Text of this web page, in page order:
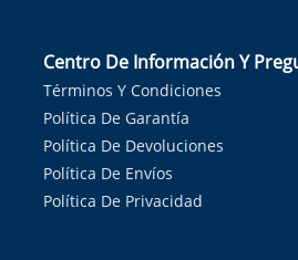
Centro De Información Y
Términos Y Condiciones
Política De Garantía
Política De Devoluciones
Política De Envíos
Política De Privacidad